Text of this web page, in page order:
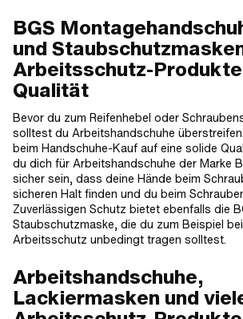
BGS
und
Arbeitsschutz-
Qualität
Bevor du zum Reifenhebel oder
solltest du Arbeitshandschuhe
beim Handschuhe-Kauf auf eine solide
du dich für Arbeitshandschuhe der Marke
sicher sein, dass deine Hände beim
sicheren Halt finden und du beim
Zuverlässigen Schutz bietet ebenfalls die
Staubschutzmaske, die du zum Beispiel
Arbeitsschutz unbedingt tragen solltest.
Arbeitshandschuhe,
Lackiermasken und